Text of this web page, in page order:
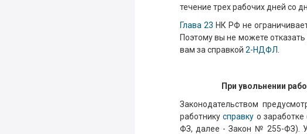
течение трех рабочих дней со
Глава 23 НК РФ не
Поэтому вы не можете
вам за справкой 2-НДФЛ
При увольнении
Законодательством
работникусправку о заработке
ФЗ, далее - Закон № 255-ФЗ).